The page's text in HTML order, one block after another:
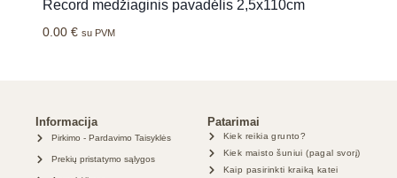
Record medžiaginis pavadėlis 2,5x110cm
0.00 € su PVM
Informacija
Pirkimo - Pardavimo Taisyklės
Prekių pristatymo sąlygos
Patarimai
Kiek reikia grunto?
Kiek maisto šuniui (pagal svorį)
Kaip pasirinkti kraiką katei